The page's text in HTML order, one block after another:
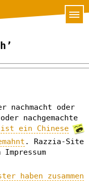
nachmacht oder
nachgemachte
ist ein Chinese
. Razzia-Site
Impressum
haben zusammen